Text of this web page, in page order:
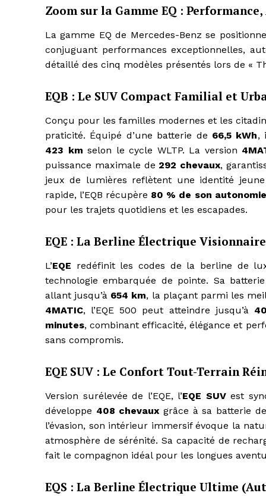
Zoom sur la Gamme EQ :
La gamme EQ de Mercedes-Benz se
conjuguant performances exceptionnelles,
détaillé des cinq modèles présentés lors de «
EQB : Le SUV Compact Familial et
Conçu pour les familles modernes et les
praticité. Équipé d’une batterie de 66,5 kWh,
423 km selon le cycle WLTP. La version
puissance maximale de 292 chevaux,
jeux de lumières reflètent une identité
rapide, l’EQB récupère 80 % de son
pour les trajets quotidiens et les escapades.
EQE : La Berline Électrique
L’EQE redéfinit les codes de la berline de
technologie embarquée de pointe. Sa
allant jusqu’à 654 km, la plaçant parmi les
4MATIC, l’EQE 500 peut atteindre jusqu’à
minutes, combinant efficacité, élégance et
sans compromis.
EQE SUV : Le Confort Tout-Terrain
Version surélevée de l’EQE, l’EQE SUVest
développe 408 chevaux grâce à sa batterie
l’évasion, son intérieur immersif évoque la
atmosphère de sérénité. Sa capacité de
fait le compagnon idéal pour les longues
EQS : La Berline Électrique Ultime